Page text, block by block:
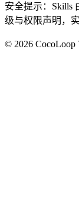
安全提示：Skills
级与权限声明，
© 2026 CocoLoop